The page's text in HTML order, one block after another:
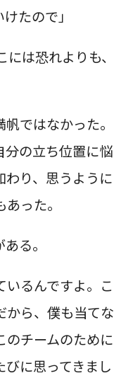
たので」
は恐れよりも、
ではなかった。
分の立ち位置に悩
わり、思うように
った。
る。
いるんですよ。こ
から、僕も当てな
のチームのために
に思ってきまし